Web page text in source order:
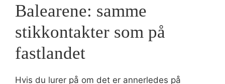
Balearene: samme
stikkontakter som på
fastlandet
Hvis du lurer på om det er annerledes på